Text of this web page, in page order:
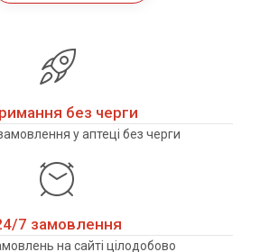
без черги
у аптеці без черги
7 замовлення
на сайті цілодобово